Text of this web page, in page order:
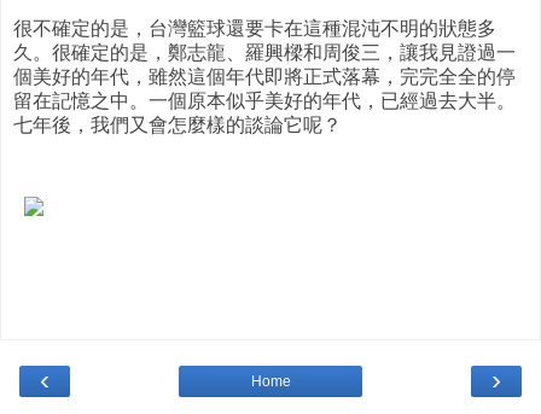
很不確定的是，台灣籃球還要卡在這種混沌不明的狀態多
久。很確定的是，鄭志龍、羅興樑和周俊三，讓我見證過一
個美好的年代，雖然這個年代即將正式落幕，完完全全的停
留在記憶之中。一個原本似乎美好的年代，已經過去大半。
七年後，我們又會怎麼樣的談論它呢？
‹ ›
Home